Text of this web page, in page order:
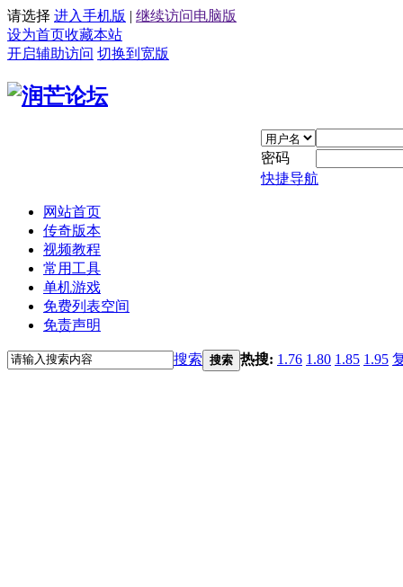
请选择 进入手机版 | 继续访问电脑版
设为首页收藏本站
开启辅助访问 切换到宽版
密码
快捷导航
网站首页
传奇版本
视频教程
常用工具
单机游戏
免费列表空间
免责声明
搜索 搜索 热搜: 1.76 1.80 1.85 1.95